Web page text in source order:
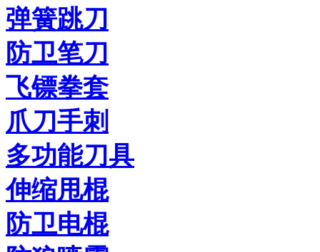
弹簧跳刀
防卫笔刀
飞镖拳套
爪刀手刺
多功能刀具
伸缩甩棍
防卫电棍